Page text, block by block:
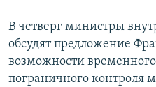
В четверг министры
обсудят предложение
возможности
пограничного контроля